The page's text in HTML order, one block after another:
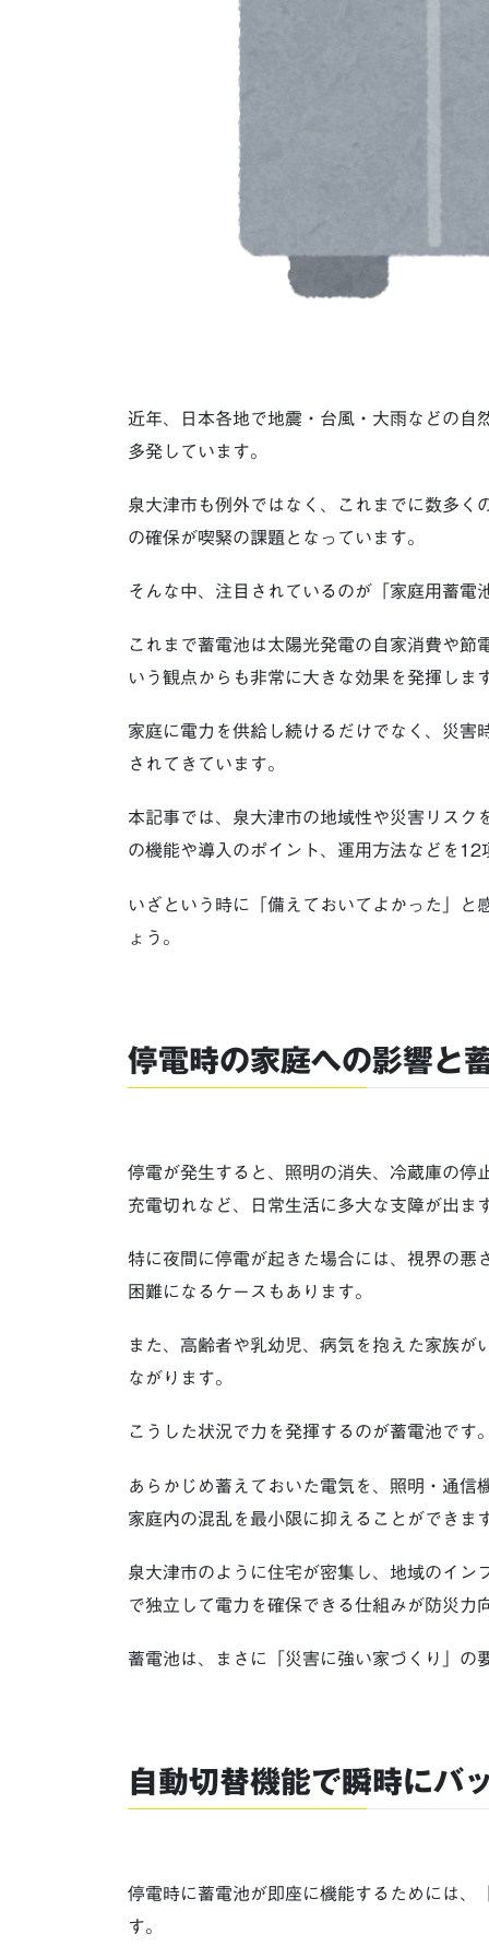
近年、日本各地で地震・台風・大雨などの自
多発しています。
泉大津市も例外ではなく、これまでに数多く
の確保が喫緊の課題となっています。
そんな中、注目されているのが「家庭用蓄
これまで蓄電池は太陽光発電の自家消費や
いう観点からも非常に大きな効果を発揮しま
家庭に電力を供給し続けるだけでなく、災害
されてきています。
本記事では、泉大津市の地域性や災害リスク
の機能や導入のポイント、運用方法などを
いざという時に「備えておいてよかった」
ょう。
停電時の家庭への影響と
停電が発生すると、照明の消失、冷蔵庫の停
充電切れなど、日常生活に多大な支障が出ま
特に夜間に停電が起きた場合には、視界の悪
困難になるケースもあります。
また、高齢者や乳幼児、病気を抱えた家族
ながります。
こうした状況で力を発揮するのが蓄電池です
あらかじめ蓄えておいた電気を、照明・通
家庭内の混乱を最小限に抑えることができま
泉大津市のように住宅が密集し、地域のイン
で独立して電力を確保できる仕組みが防災力
蓄電池は、まさに「災害に強い家づくり」の
自動切替機能で瞬時にバ
停電時に蓄電池が即座に機能するためには、
す。